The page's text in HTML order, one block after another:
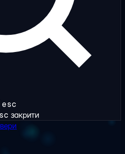
esc
закрити